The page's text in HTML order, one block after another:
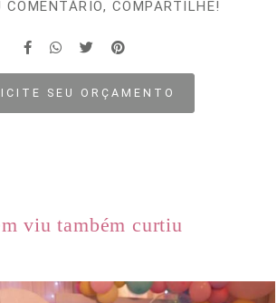
COMENTÁRIO, COMPARTILHE!
SEU ORÇAMENTO
viu também curtiu